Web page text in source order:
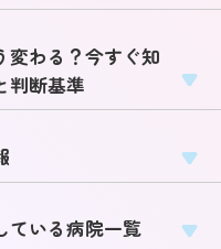
変わる？今すぐ知
判断基準
ている病院一覧